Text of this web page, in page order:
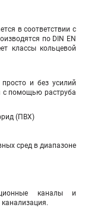
в соответствии с
по DIN EN
классы кольцевой
и без усилий
с помощью раструба
(ПВХ)
сред в диапазоне
каналы и